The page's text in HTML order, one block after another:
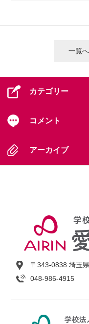
一覧
カテゴリー
コメント
アーカイブ
〒343-0838 埼玉
048-986-4915